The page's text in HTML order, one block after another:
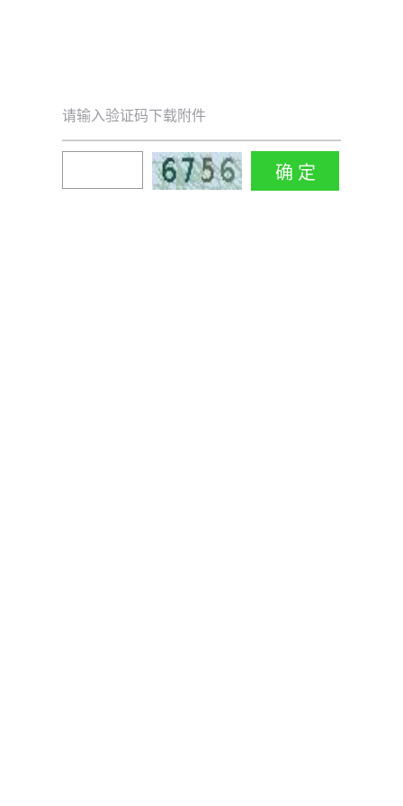
请输入验证码下载附件